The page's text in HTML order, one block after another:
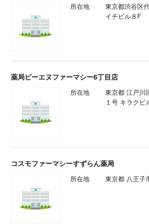
所在地
東京都渋谷区
イチビル８F
薬局ビーエヌファーマシー6丁目店
所在地
東京都 江戸川
１号 キラクビ
コスモファーマシーすずらん薬局
所在地 東京都 八王子